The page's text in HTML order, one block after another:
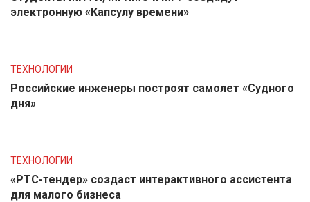
электронную «Капсулу времени»
ТЕХНОЛОГИИ
Российские инженеры построят самолет «Судного
дня»
ТЕХНОЛОГИИ
«РТС-тендер» создаст интерактивного ассистента
для малого бизнеса